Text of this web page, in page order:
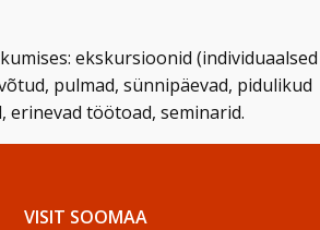
ekskursioonid (individuaalsed
pulmad, sünnipäevad, pidulikud
erinevad töötoad, seminarid.
VISIT SOOMAA